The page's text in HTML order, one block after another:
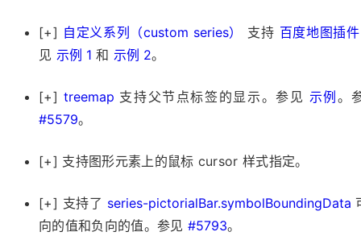
[+] 自定义系列（custom series） 支持 百度地图插
见 示例 1 和 示例 2。
[+] treemap 支持父节点标签的显示。参见示例 。
#5579。
[+] 支持图形元素上的鼠标 cursor 样式指定。
[+] 支持了 series-pictorialBar.symbolBoundingData
向的值和负向的值。参见 #5793。